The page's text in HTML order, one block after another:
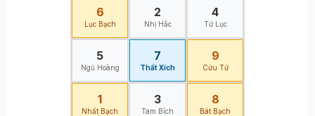
6
Lục Bạch
2
Nhị Hắc
4
Tứ Lục
5
Ngũ Hoàng
7
Thất Xích
9
Cửu Tử
1
Nhất Bạch
3
Tam Bích
8
Bát Bạch